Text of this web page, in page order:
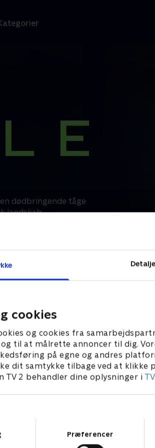
cookies
og cookies fra
til at målrette annoncer til dig.
på egne og andres
dit samtykke tilbage ved at klikke
TV 2 behandler dine oplysninger i
Præferencer
dødbringende tåge
landskab
maskeret mand i
eller en drøm?
månen – eller dybt